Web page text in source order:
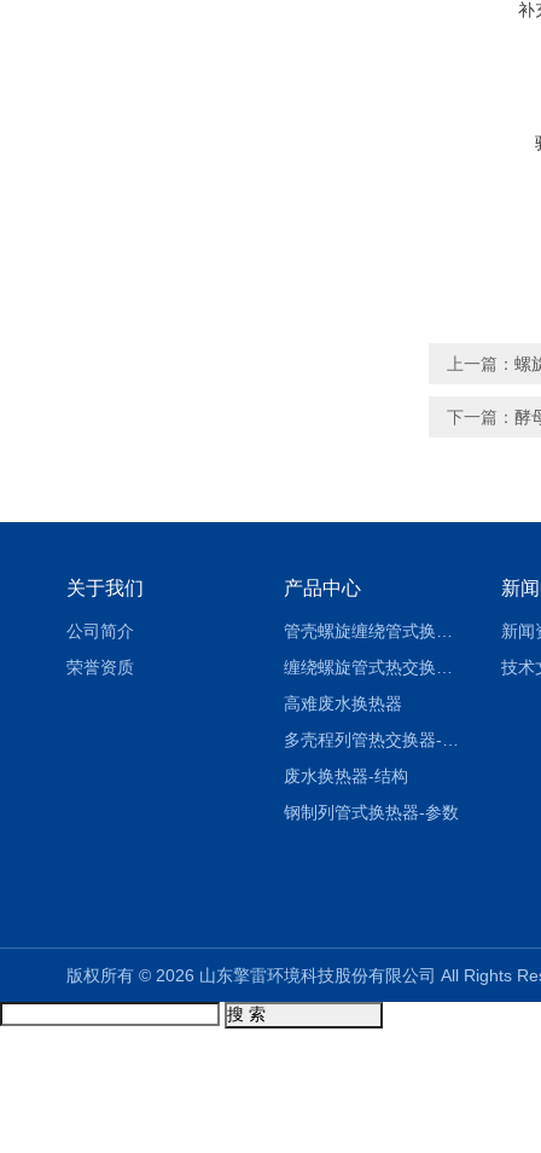
补
上一篇： 螺
下一篇： 酵
关于我们
公司简介
荣誉资质
产品中心
高难废水换热器
废水换热器-结构
钢制列管式换热器-参数
新
新闻
技术
版权所有 © 2026 山东擎雷环境科技股份有限公司 All